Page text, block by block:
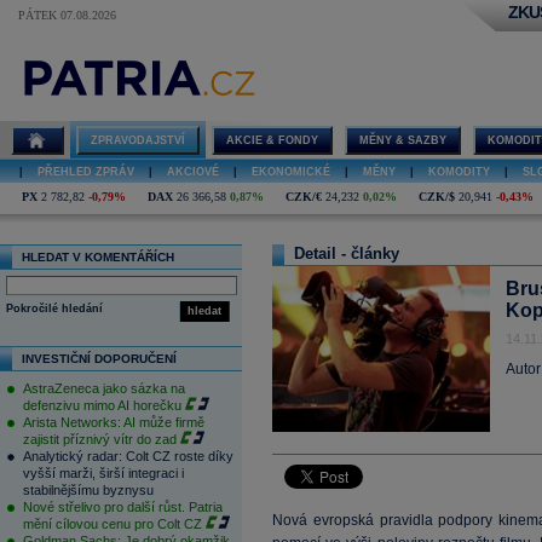
PÁTEK 07.08.2026
ZPRAVODAJSTVÍ AKCIE & FONDY MĚNY & SAZBY
PŘEHLED ZPRÁV AKCIOVÉ EKONOMICKÉ MĚNY KOMODITY
PX 2 782,82 -0,79% DAX 26 366,58 0,87% CZK/€ 24,232 0,02% CZK/$ 20,941 -0,43%
HLEDAT V KOMENTÁŘÍCH
hledat
Pokročilé hledání
INVESTIČNÍ DOPORUČENÍ
AstraZeneca jako sázka na
defenzivu mimo AI horečku
Arista Networks: AI může firmě
zajistit příznivý vítr do zad
Analytický radar: Colt CZ roste díky
vyšší marži, širší integraci i
stabilnějšímu byznysu
Nové střelivo pro další růst. Patria
mění cílovou cenu pro Colt CZ
Detail - články
Nová evropská pravidla podpory